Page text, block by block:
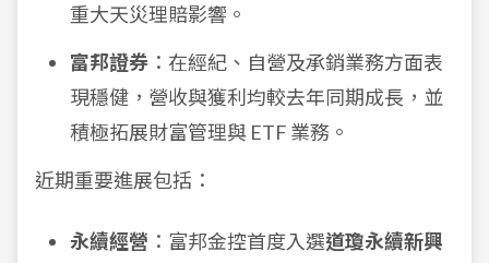
重大天災理賠影響。
富邦證券 ：在經紀、自營及承銷業務方面表
現穩健，營收與獲利均較去年同期成長，並
積極拓展財富管理與 ETF 業務。
近期重要進展包括：
永續經營 ：富邦金控首度入選道瓊永續新興